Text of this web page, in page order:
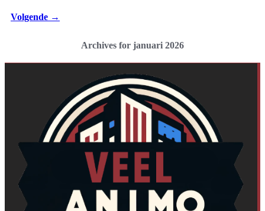
Volgende →
Archives for januari 2026